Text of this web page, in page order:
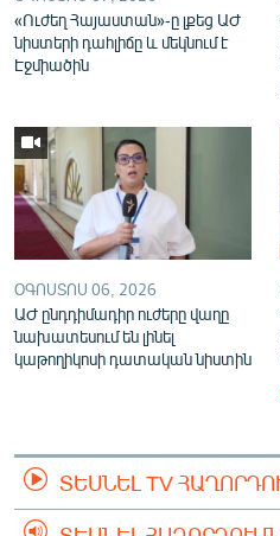
«Ուժեղ Հայաստան»-ը լքեց ԱԺ
նիստերի դահլիճը և մեկնում է
Էջմիածին
ՕԳՈՍՏՈՍ 06, 2026
ԱԺ ընդդիմադիր ուժերը վաղը
նախատեսում են լինել
կաթողիկոսի դատական նիստին
ՏԵՍՆԵԼ TV